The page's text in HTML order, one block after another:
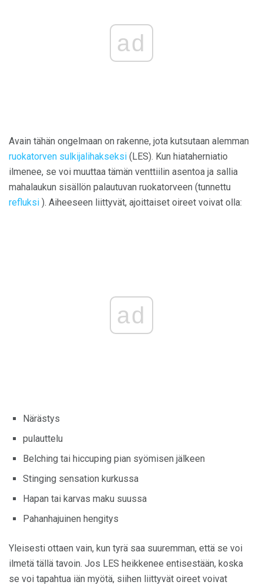
ad
Avain tähän ongelmaan on rakenne, jota kutsutaan alemman
ruokatorven sulkijalihakseksi (LES). Kun hiataherniatio
ilmenee, se voi muuttaa tämän venttiilin asentoa ja sallia
mahalaukun sisällön palautuvan ruokatorveen (tunnettu
refluksi ). Aiheeseen liittyvät, ajoittaiset oireet voivat olla:
ad
Närästys
pulauttelu
Belching tai hiccuping pian syömisen jälkeen
Stinging sensation kurkussa
Hapan tai karvas maku suussa
Pahanhajuinen hengitys
Yleisesti ottaen vain, kun tyrä saa suuremman, että se voi
ilmetä tällä tavoin. Jos LES heikkenee entisestään, koska
se voi tapahtua iän myötä, siihen liittyvät oireet voivat